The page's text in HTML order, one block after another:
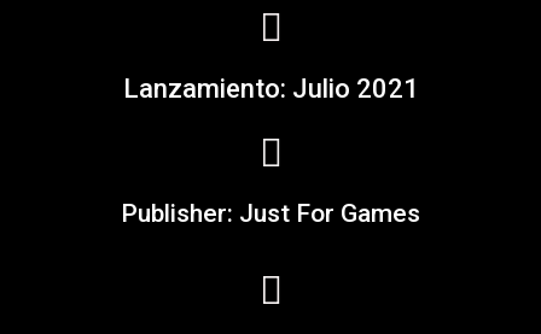
Lanzamiento: Julio 2021
Publisher: Just For Games